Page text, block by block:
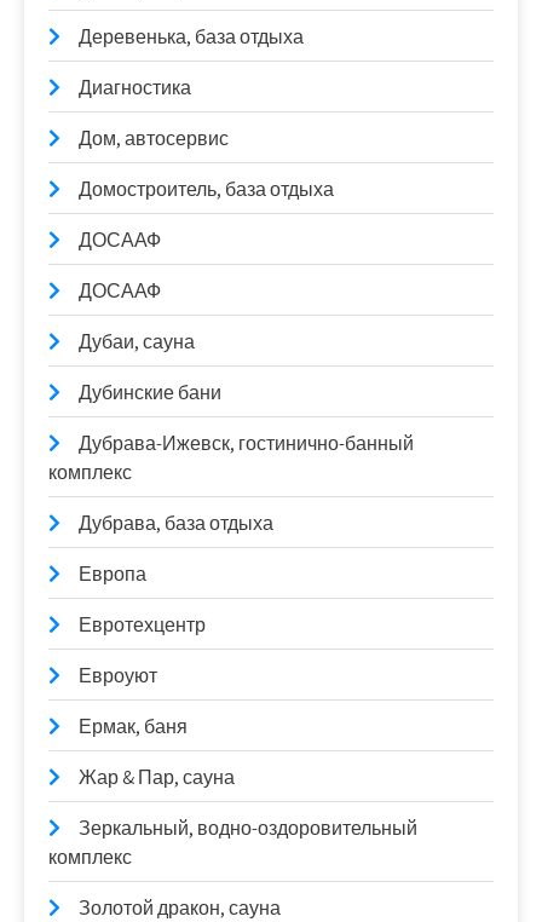
Деревенька, база отдыха
Диагностика
Дом, автосервис
Домостроитель, база отдыха
ДОСААФ
ДОСААФ
Дубаи, сауна
Дубинские бани
Дубрава-Ижевск, гостинично-банный
комплекс
Дубрава, база отдыха
Европа
Евротехцентр
Евроуют
Ермак, баня
Жар & Пар, сауна
Зеркальный, водно-оздоровительный
комплекс
Золотой дракон, сауна